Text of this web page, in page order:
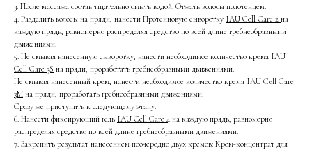
3. После массажа состав тщательно смыть водой. Отжать волосы полотенцем.
4. Разделить волосы на пряди, нанести Протеиновую сыворотку IAU Cell Care 2 на
каждую прядь, равномерно распределяя средство по всей длине гребнеобразными
движениями.
5. Не смывая нанесенную сыворотку, нанести необходимое количество крема IAU
Cell Care 3S на пряди, проработать гребнеобразными движениями.
Не смывая нанесенный крем, нанести необходимое количество крема IAU Cell Care
3М на пряди, проработать гребнеобразными движениями.
Сразу же приступить к следующему этапу.
6. Нанести фиксирующий гель IAU Cell Care 4 на каждую прядь, равномерно
распределяя средство по всей длине гребнеобразными движениями.
7. Закрепить результат нанесением поочередно двух кремов: Крем-концентрат для